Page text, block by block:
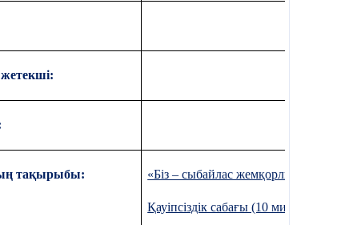
тақырыбы: «Біз – сыбайлас жемқорлыққа
Қауіпсіздік сабағы (10 минут)